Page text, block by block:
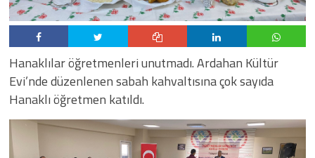
Hanaklılar öğretmenleri unutmadı. Ardahan Kültür
Evi’nde düzenlenen sabah kahvaltısına çok sayıda
Hanaklı öğretmen katıldı.